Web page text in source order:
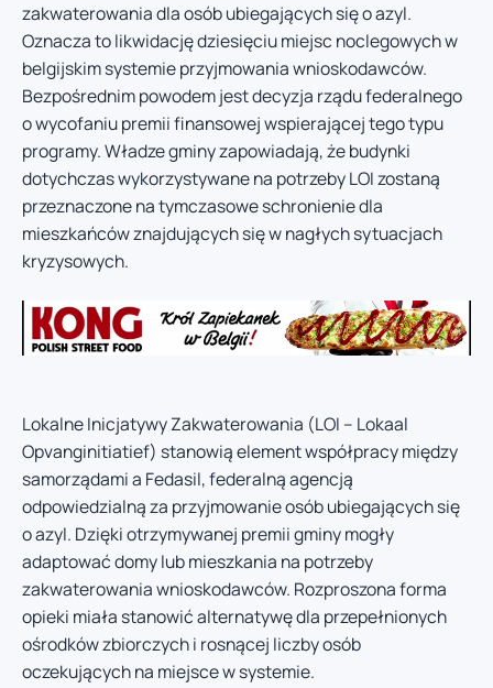
zakwaterowania dla osób ubiegających się o azyl.
Oznacza to likwidację dziesięciu miejsc noclegowych w
belgijskim systemie przyjmowania wnioskodawców.
Bezpośrednim powodem jest decyzja rządu federalnego
o wycofaniu premii finansowej wspierającej tego typu
programy. Władze gminy zapowiadają, że budynki
dotychczas wykorzystywane na potrzeby LOI zostaną
przeznaczone na tymczasowe schronienie dla
mieszkańców znajdujących się w nagłych sytuacjach
kryzysowych.
Lokalne Inicjatywy Zakwaterowania (LOI – Lokaal
Opvanginitiatief) stanowią element współpracy między
samorządami a Fedasil, federalną agencją
odpowiedzialną za przyjmowanie osób ubiegających się
o azyl. Dzięki otrzymywanej premii gminy mogły
adaptować domy lub mieszkania na potrzeby
zakwaterowania wnioskodawców. Rozproszona forma
opieki miała stanowić alternatywę dla przepełnionych
ośrodków zbiorczych i rosnącej liczby osób
oczekujących na miejsce w systemie.